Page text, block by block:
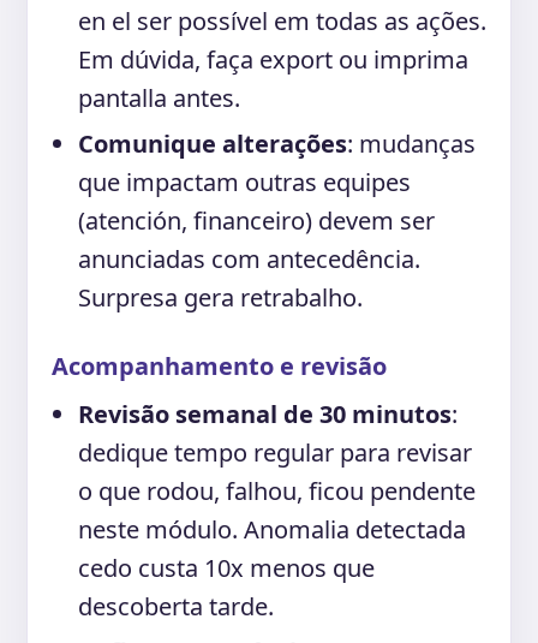
en el ser possível em todas as ações.
Em dúvida, faça export ou imprima
pantalla antes.
Comunique alterações: mudanças
que impactam outras equipes
(atención, financeiro) devem ser
anunciadas com antecedência.
Surpresa gera retrabalho.
Acompanhamento e revisão
Revisão semanal de 30 minutos:
dedique tempo regular para revisar
o que rodou, falhou, ficou pendente
neste módulo. Anomalia detectada
cedo custa 10x menos que
descoberta tarde.